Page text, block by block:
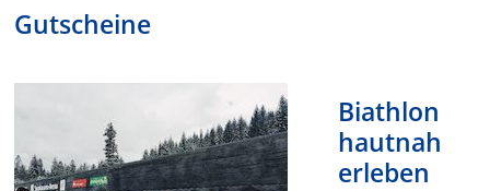
Gutscheine
Biathlon
hautnah
erleben